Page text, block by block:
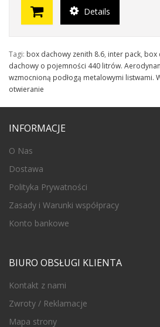
Details
Tagi: box dachowy zenith 8.6, inter pack, box
dachowy o pojemności 440 litrów.
wzmocnioną podłogą metalowymi listwami.
otwieranie
INFORMACJE
O Nas
Dostawa
Polityka Prywatności
Zasady i Warunki współpracy
Konto bankowe
BIURO OBSŁUGI KLIENTA
Kontakt z nami
Zwroty / Reklamacje
Mapa strony